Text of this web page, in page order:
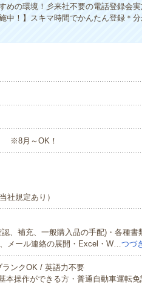
めの環境！彡来社不要の電話登録会
中！】スキマ時間でかんたん登録＊
※8月～OK！
社規定あり）
認、補充、一般購入品の手配)・各種
メール連絡の展開・Excel・W… つづ
ンクOK / 英語力不要
本操作ができる方・普通自動車運転